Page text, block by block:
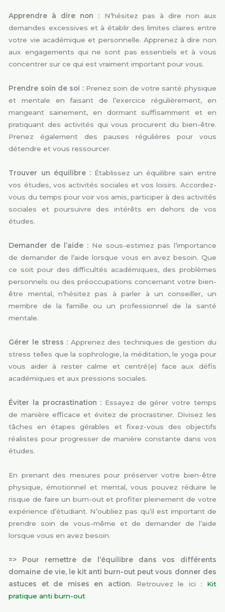
Apprendre à dire non : N’hésitez pas à dire non aux
demandes excessives et à établir des limites claires entre
votre vie académique et personnelle. Apprenez à dire non
aux engagements qui ne sont pas essentiels et à vous
concentrer sur ce qui est vraiment important pour vous.
Prendre soin de soi :Prenez soin de votre santé physique
et mentale en faisant de l’exercice régulièrement, en
mangeant sainement, en dormant suffisamment et en
pratiquant des activités qui vous procurent du bien-être.
Prenez également des pauses régulières pour vous
détendre et vous ressourcer.
Trouver un équilibre :Établissez un équilibre sain entre
vos études, vos activités sociales et vos loisirs. Accordez-
vous du temps pour voir vos amis, participer à des activités
sociales et poursuivre des intérêts en dehors de vos
études.
Demander de l’aide : Ne sous-estimez pas l’importance
de demander de l’aide lorsque vous en avez besoin. Que
ce soit pour des difficultés académiques, des problèmes
personnels ou des préoccupations concernant votre bien-
être mental, n’hésitez pas à parler à un conseiller, un
membre de la famille ou un professionnel de la santé
mentale.
Gérer le stress : Apprenez des techniques de gestion du
stress telles que la sophrologie, la méditation, le yoga pour
vous aider à rester calme et centré(e) face aux défis
académiques et aux pressions sociales.
Éviter la procrastination : Essayez de gérer votre temps
de manière efficace et évitez de procrastiner. Divisez les
tâches en étapes gérables et fixez-vous des objectifs
réalistes pour progresser de manière constante dans vos
études.
En prenant des mesures pour préserver votre bien-être
physique, émotionnel et mental, vous pouvez réduire le
risque de faire un burn-out et profiter pleinement de votre
expérience d’étudiant. N’oubliez pas qu’il est important de
prendre soin de vous-même et de demander de l’aide
lorsque vous en avez besoin.
=> Pour remettre de l’équilibre dans vos différents
domaine de vie, le kit anti burn-out peut vous donner des
astuces et de mises en action. Retrouvez le ici : Kit
pratique anti burn-out